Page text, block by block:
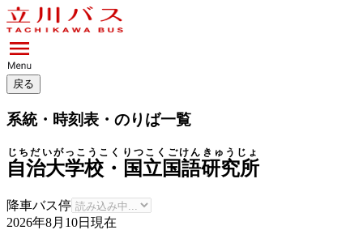
戻る
系統・時刻表・のりば一覧
自治大学校・国立国語研究所
じちだいがっこうこくりつこくごけんきゅうじょ
降車バス停
2026年8月10日 現在